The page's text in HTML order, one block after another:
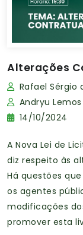
Alterações
Rafael Sérgio
Andryu Lemos
14/10/2024
A Nova Lei de
diz respeito às
Há questões
os agentes
modificações
promover esta